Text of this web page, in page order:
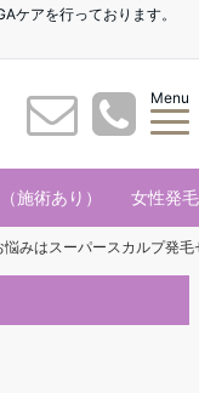
ケアを行っております。
Menu
施術あり） 女性発
みはスーパースカルプ発